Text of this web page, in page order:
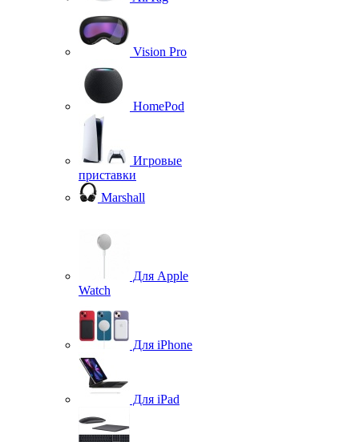
Vision Pro
HomePod
Игровые
приставки
Marshall
Для Apple
Watch
Для iPhone
Для iPad